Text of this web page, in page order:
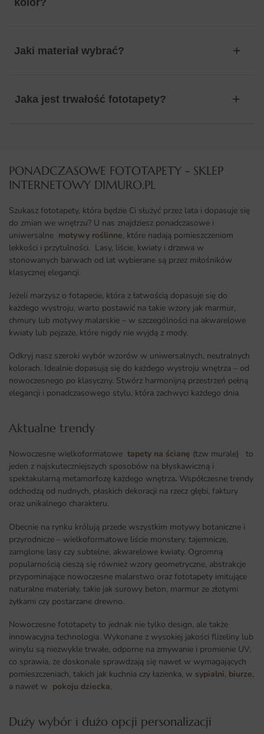
Jaki materiał wybrać?
Jaka jest trwałość fototapety?
PONADCZASOWE FOTOTAPETY - SKLEP
INTERNETOWY DIMURO.PL​
Szukasz fototapety, która będzie Ci służyć przez lata i dopasuje się
do zmian we wnętrzu? U nas znajdziesz ponadczasowe i
uniwersalne motywy roślinne, które nadają pomieszczeniom
lekkości i przytulności. Lasy, liście, kwiaty i drzewa w
stonowanych barwach od lat wybierane są przez miłośników
klasycznej elegancji.
Jeżeli marzysz o fotapecie, która z łatwością dopasuje się do
każdego wystroju, warto postawić na takie wzory jak marmur,
chmury lub motywy malarskie – w szczególności na akwarelowe
kwiaty lub pejzaże, które nigdy nie wyjdą z mody.
Odkryj nasz szeroki wybór wzorów w uniwersalnych, neutralnych
kolorach. Idealnie dopasują się do każdego wystroju wnętrza – od
nowoczesnego po klasyczny. Stwórz harmonijną przestrzeń pełną
elegancji i ponadczasowego stylu, która zachwyci każdego dnia
Aktualne trendy​
Nowoczesne wielkoformatowe tapety na ścianę (tzw murale) to
jeden z najskuteczniejszych sposobów na błyskawiczną i
spektakularną metamorfozę każdego wnętrza. Współczesne trendy
odchodzą od nudnych, płaskich dekoracji na rzecz głębi, faktury
oraz unikalnego charakteru.
Obecnie na rynku królują przede wszystkim motywy botaniczne i
przyrodnicze – wielkoformatowe liście monstery, tajemnicze,
zamglone lasy czy subtelne, akwarelowe kwiaty. Ogromną
popularnością cieszą się również wzory geometryczne, abstrakcje
przypominające nowoczesne malarstwo oraz fototapety imitujące
naturalne materiały, takie jak surowy beton, marmur ze złotymi
żyłkami czy postarzane drewno.
Nowoczesne fototapety to jednak nie tylko design, ale także
innowacyjna technologia. Wykonane z wysokiej jakości flizeliny lub
winylu są niezwykle trwałe, odporne na zmywanie i promienie UV,
co sprawia, że doskonale sprawdzają się nawet w wymagających
pomieszczeniach, takich jak kuchnia czy łazienka, w sypialni, biurze,
a nawet w pokoju dziecka,
Duży wybór i dużo opcji personalizacji ​